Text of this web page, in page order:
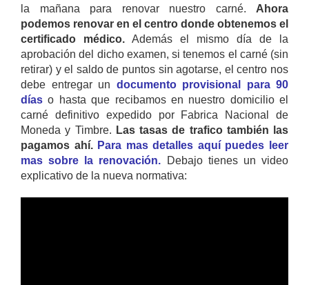
la mañana para renovar nuestro carné. Ahora
podemos renovar en el centro donde obtenemos el
certificado médico. Además el mismo día de la
aprobación del dicho examen, si tenemos el carné (sin
retirar) y el saldo de puntos sin agotarse, el centro nos
debe entregar un documento provisional para 90
días o hasta que recibamos en nuestro domicilio el
carné definitivo expedido por Fabrica Nacional de
Moneda y Timbre. Las tasas de trafico también las
pagamos ahí. Para mas detalles aquí puedes leer
mas sobre la renovación. Debajo tienes un video
explicativo de la nueva normativa: